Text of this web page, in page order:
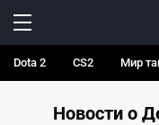
Dota 2 CS2 Мир
Новости о